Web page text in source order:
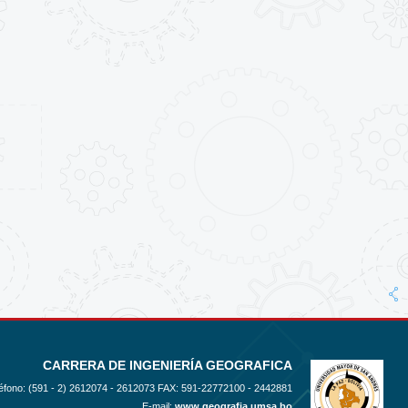
CARRERA DE INGENIERÍA GEOGRAFICA
(591 - 2) 2612074 - 2612073 FAX: 591-22772100 - 2442881